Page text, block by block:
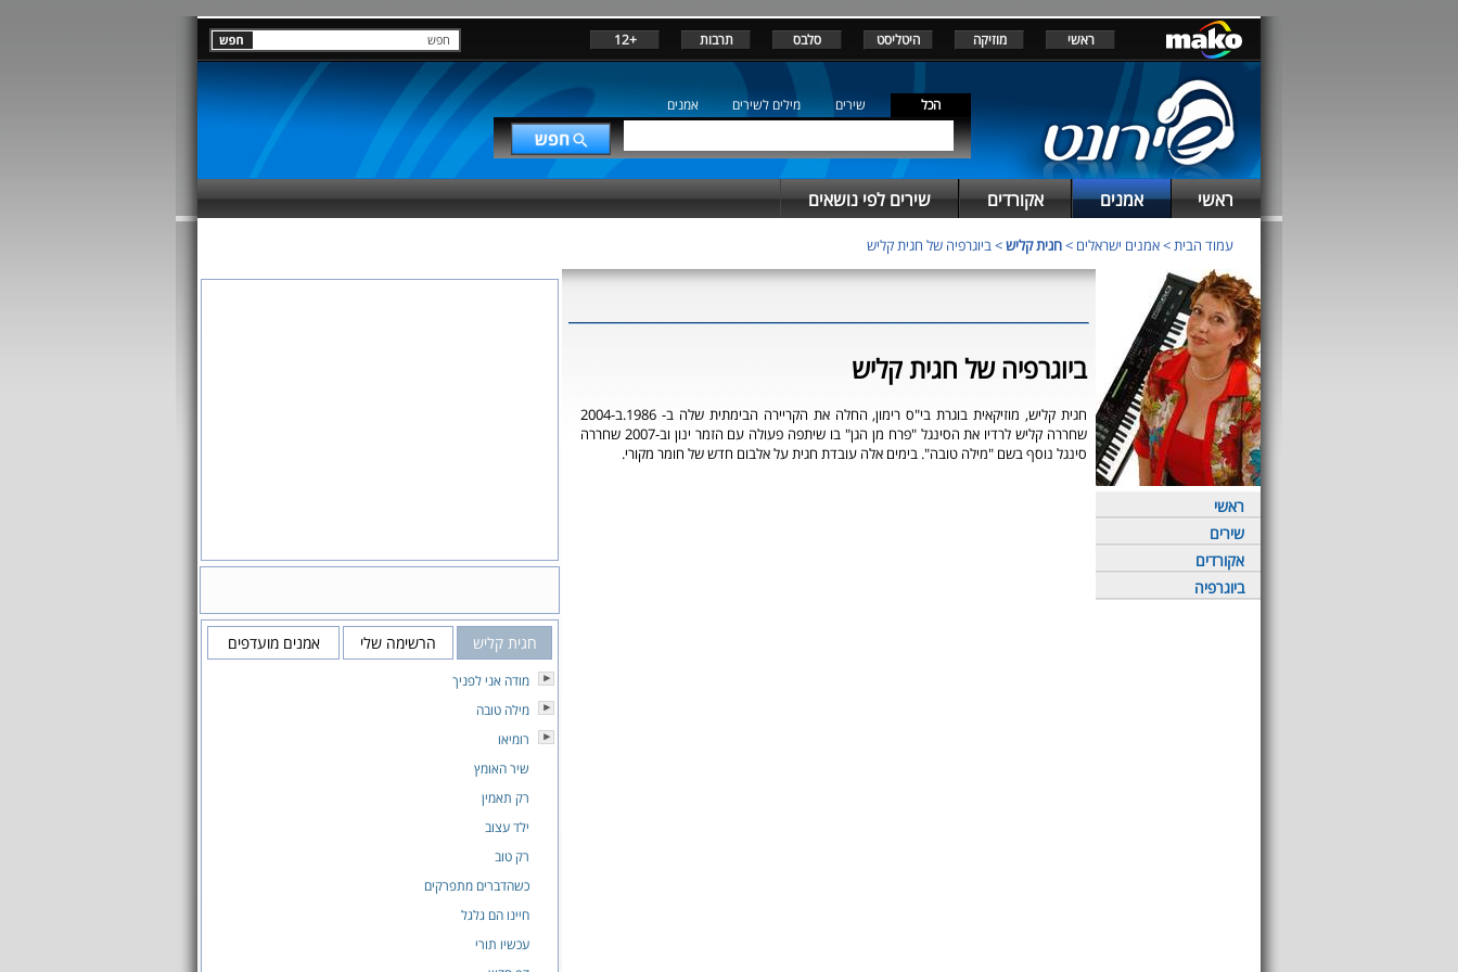
ראשי מוזיקה היטליסט סלבס תרבות +12
הכל שירים מילים לשירים אמנים
ראשי אמנים אקורדים שירים לפי נושאים
עמוד הבית>אמנים ישראלים >חגית קליש> ביוגרפיה של חגית קליש
ראשי
שירים
אקורדים
ביוגרפיה
ביוגרפיה של חגית קליש
חגית קליש, מוזיקאית בוגרת בי"ס רימון, החלה את הקריירה הבימתית שלה ב- 1986.ב-2004
שחררה קליש לרדיו את הסינגל "פרח מן הגן" בו שיתפה פעולה עם הזמר ינון וב-2007 שחררה
סינגל נוסף בשם "מילה טובה". בימים אלה עובדת חגית על אלבום חדש של חומר מקורי.
חגית קליש הרשימה שלי אמנים מועדפים
מודה אני לפניך
מילה טובה
רומיאו
שיר האומץ
רק תאמין
ילד עצוב
רק טוב
כשהדברים מתפרקים
חיינו הם גלגל
עכשיו תורי